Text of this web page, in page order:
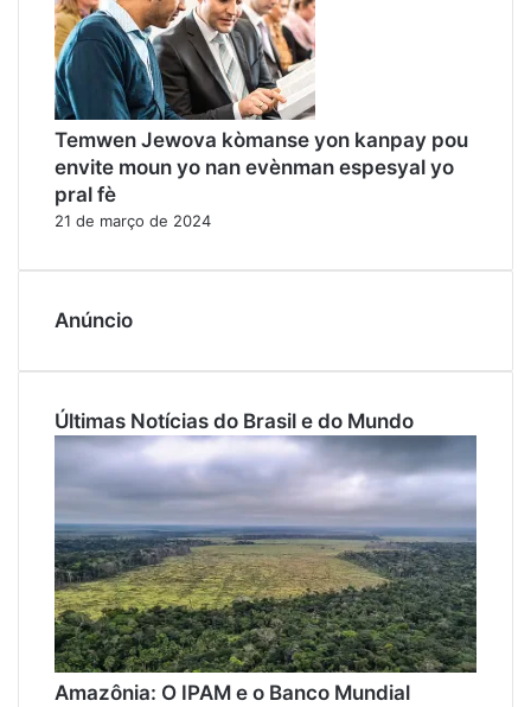
Temwen Jewova kòmanse yon kanpay pou
envite moun yo nan evènman espesyal yo
pral fè
21 de março de 2024
Anúncio
Últimas Notícias do Brasil e do Mundo
Amazônia: O IPAM e o Banco Mundial